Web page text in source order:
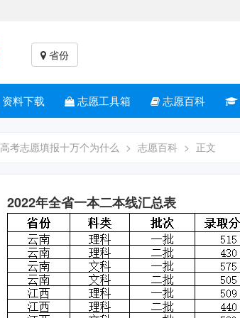
省份
资料下载 志愿工具箱 志愿百科
高考志愿填报十万个为什么 > 志愿百科 > 正文
2022年全省一本二本线汇总表